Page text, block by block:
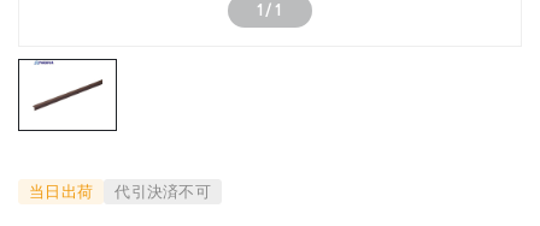
1 / 1
当日出荷 代引決済不可